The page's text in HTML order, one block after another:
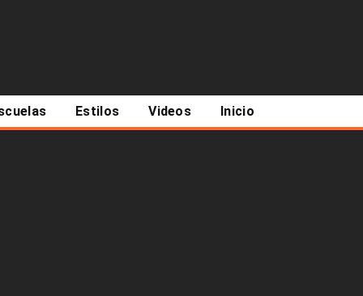
Estilos Videos Inicio